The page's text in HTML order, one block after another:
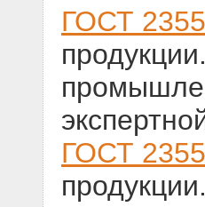
ГОСТ
ГОСТ